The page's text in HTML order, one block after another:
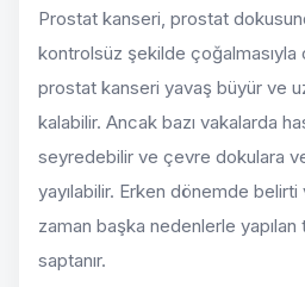
Prostat kanseri, prostat
kontrolsüz şekilde çoğalmasıyla
prostat kanseri yavaş büyür ve
kalabilir. Ancak bazı vakalarda
seyredebilir ve çevre dokulara
yayılabilir. Erken dönemde
zaman başka nedenlerle
saptanır.